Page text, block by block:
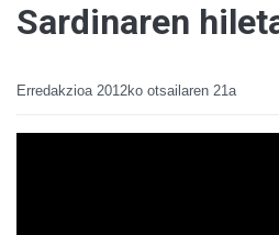
Sardinaren
Erredakzioa 2012ko otsailaren 21a